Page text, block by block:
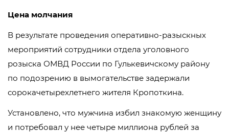
Цена молчания
В результате проведения оперативно-разыскных
мероприятий сотрудники отдела уголовного
розыска ОМВД России по Гулькевичскому району
по подозрению в вымогательстве задержали
сорокачетырехлетнего жителя Кропоткина.
Установлено, что мужчина избил знакомую женщину
и потребовал у нее четыре миллиона рублей за